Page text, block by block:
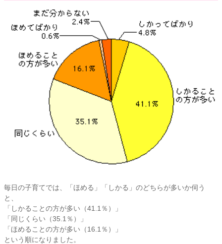
毎日の子育てでは、「ほめる」「しかる」のどちらが多いか伺う
と、
「しかることの方が多い（41.1％）」
「同じくらい（35.1％）」
「ほめることの方が多い（16.1％）」
という順になりました。